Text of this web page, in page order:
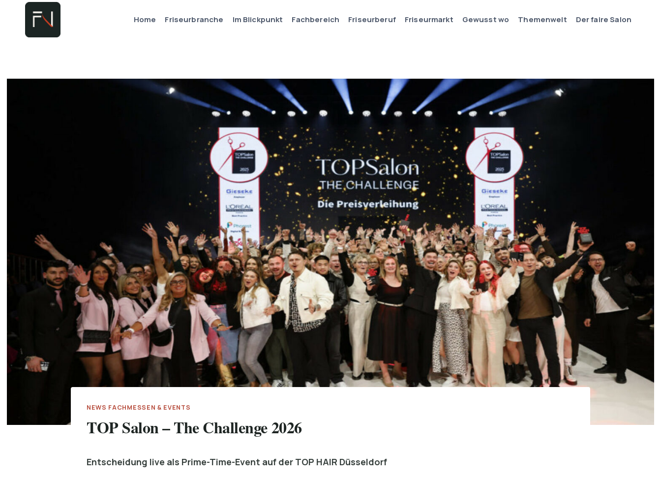
springen
Home Friseurbranche Im Blickpunkt Fachbereich Friseurberuf Friseurmarkt Gewusst wo Themenwelt Der faire Salon
NEWS FACHMESSEN & EVENTS
TOP Salon – The Challenge 2026
Entscheidung live als Prime-Time-Event auf der TOP HAIR Düsseldorf